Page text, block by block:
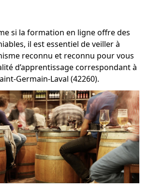
si la formation en ligne offre des
il est essentiel de veiller à
reconnu et reconnu pour vous
d’apprentissage correspondant à
Germain-Laval (42260).